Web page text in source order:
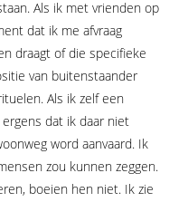
Als ik met vrienden op
dat ik me afvraag
draagt of die specifieke
van buitenstaander
Als ik zelf een
dat ik daar niet
word aanvaard. Ik
zou kunnen zeggen.
boeien hen niet. Ik zie